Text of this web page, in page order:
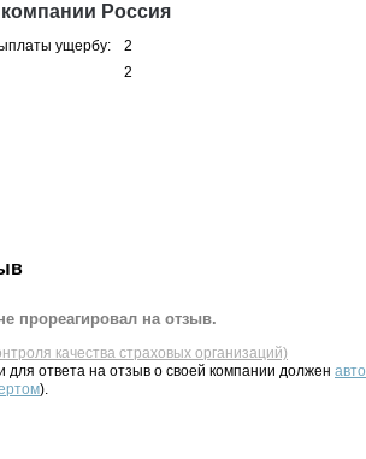
Россия
ущербу:
2
2
прореагировал на отзыв.
качества страховых организаций)
для ответа на отзыв о своей компании должен
).